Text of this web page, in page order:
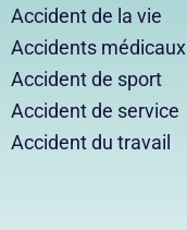
Accident de la vie
Accidents médicaux
Accident de sport
Accident de service
Accident du travail